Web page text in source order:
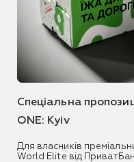
Спеціальна
ONE: Kyiv
Для власників
World Elite від